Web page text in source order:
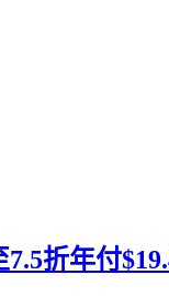
折年付